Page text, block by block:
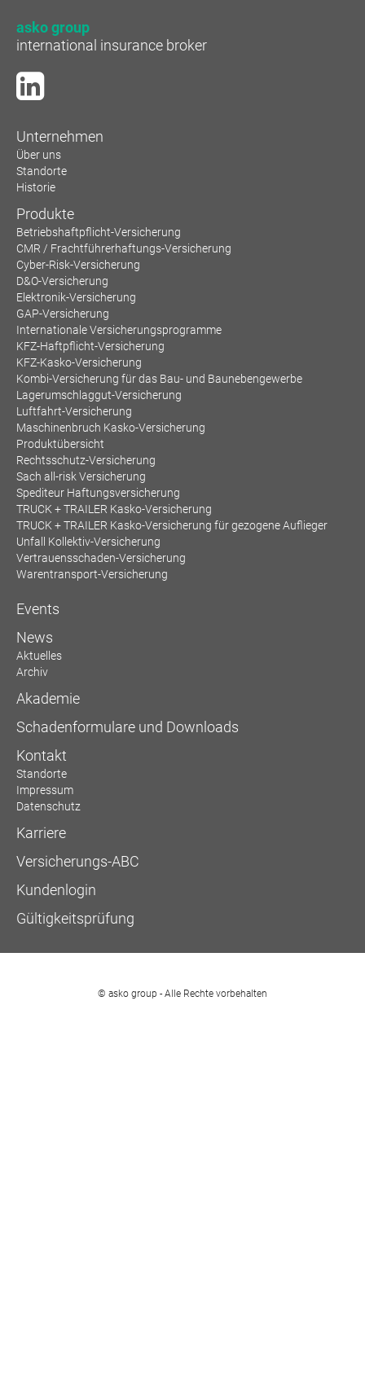
asko group
international insurance broker
Unternehmen
Über uns
Standorte
Historie
Produkte
Betriebshaftpflicht-Versicherung
CMR / Frachtführerhaftungs-Versicherung
Cyber-Risk-Versicherung
D&O-Versicherung
Elektronik-Versicherung
GAP-Versicherung
Internationale Versicherungsprogramme
KFZ-Haftpflicht-Versicherung
KFZ-Kasko-Versicherung
Kombi-Versicherung für das Bau- und Baunebengewerbe
Lagerumschlaggut-Versicherung
Luftfahrt-Versicherung
Maschinenbruch Kasko-Versicherung
Produktübersicht
Rechtsschutz-Versicherung
Sach all-risk Versicherung
Spediteur Haftungsversicherung
TRUCK + TRAILER Kasko-Versicherung
TRUCK + TRAILER Kasko-Versicherung für gezogene Auflieger
Unfall Kollektiv-Versicherung
Vertrauensschaden-Versicherung
Warentransport-Versicherung
Events
News
Aktuelles
Archiv
Akademie
Schadenformulare und Downloads
Kontakt
Standorte
Impressum
Datenschutz
Karriere
Versicherungs-ABC
Kundenlogin
Gültigkeitsprüfung
© asko group - Alle Rechte vorbehalten